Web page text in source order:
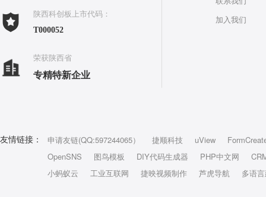
陕西科创板上市代码：
T000052
荣获陕西省
专精特新企业
加入我们
友情链接： 申请友链(QQ:597244065） 捷顺科技 uView
OpenSNS
图鸟模板 DIY代码生成器 PHP中文网
小蚂蚁云
工业互联网 捷映视频制作 芦虎导航 多语